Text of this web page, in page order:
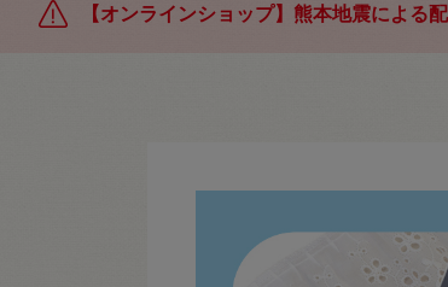
【オンラインショップ】熊本地震による